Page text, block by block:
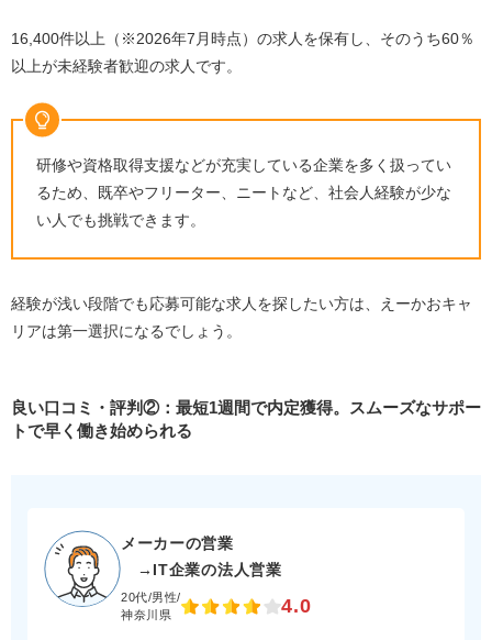
16,400件以上（※2026年7月時点）の求人を保有し、そのうち60％
以上が未経験者歓迎の求人です。
研修や資格取得支援などが充実している企業を多く扱ってい
るため、既卒やフリーター、ニートなど、社会人経験が少な
い人でも挑戦できます。
経験が浅い段階でも応募可能な求人を探したい方は、えーかおキャ
リアは第一選択になるでしょう。
良い口コミ・評判②：最短1週間で内定獲得。スムーズなサポー
トで早く働き始められる
メーカーの営業
→IT企業の法人営業
20代/男性/
神奈川県
4.0